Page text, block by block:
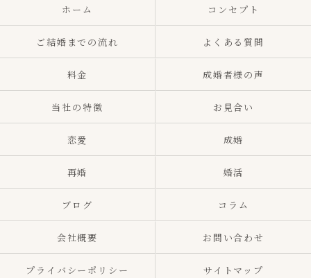
ホーム コンセプト
ご結婚までの流れ よくある質問
料金 成婚者様の声
当社の特徴 お見合い
恋愛 成婚
再婚 婚活
ブログ コラム
会社概要 お問い合わせ
プライバシーポリシー サイトマップ